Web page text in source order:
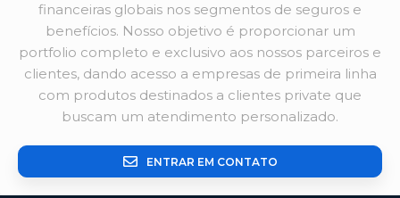
financeiras globais nos segmentos de seguros e
benefícios. Nosso objetivo é proporcionar um
portfolio completo e exclusivo aos nossos parceiros e
clientes, dando acesso a empresas de primeira linha
com produtos destinados a clientes private que
buscam um atendimento personalizado.
ENTRAR EM CONTATO